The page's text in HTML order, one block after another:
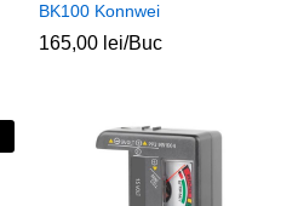
BK100 Konnwei
165,00 lei/Buc